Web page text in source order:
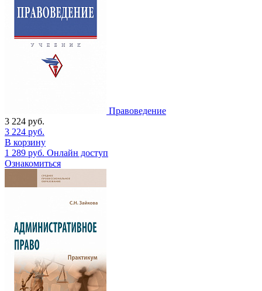
Правоведение
3 224 руб.
3 224 руб.
В корзину
1 289 руб. Онлайн доступ
Ознакомиться